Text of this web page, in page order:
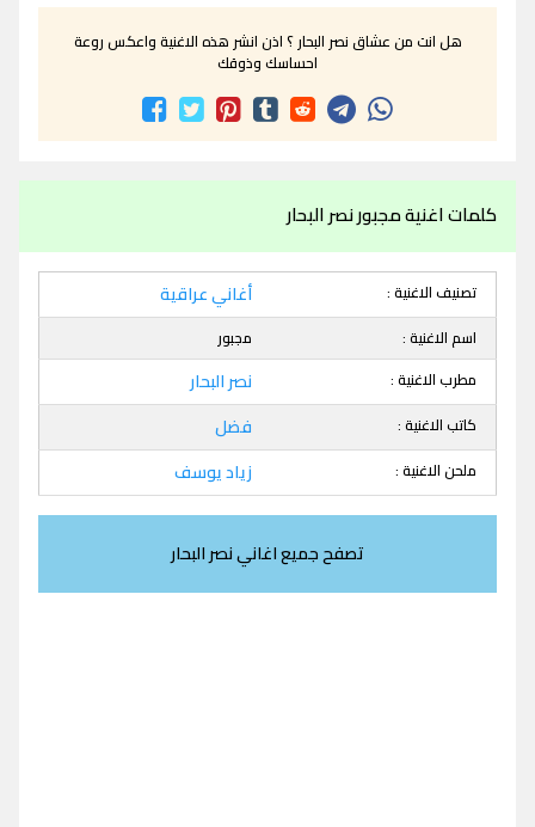
هل انت من عشاق نصر البحار ؟ اذن انشر هذه الاغنية واعكس روعة
احساسك وذوقك
كلمات اغنية مجبور نصر البحار
تصنيف الاغنية : أغاني عراقية
اسم الاغنية :
مجبور
مطرب الاغنية :
نصر البحار
كاتب الاغنية : فضل
ملحن الاغنية : زياد يوسف
تصفح جميع اغاني نصر البحار